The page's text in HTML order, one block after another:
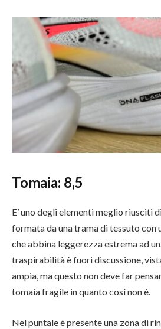
Tomaia: 8,5
E’ uno degli elementi meglio riusciti
formata da una trama di tessuto con
che abbina leggerezza estrema ad
traspirabilità è fuori discussione,
ampia, ma questo non deve far
tomaia fragile in quanto così non è.
Nel puntale è presente una zona di